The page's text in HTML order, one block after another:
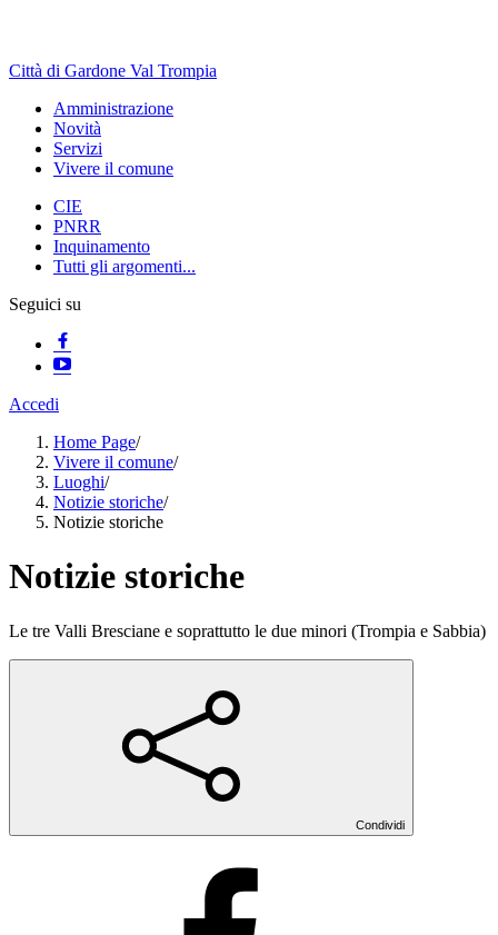
Città di Gardone Val Trompia
Amministrazione
Novità
Servizi
Vivere il comune
CIE
PNRR
Inquinamento
Tutti gli argomenti...
Seguici su
Accedi
Home Page/
Vivere il comune/
Luoghi/
Notizie storiche/
Notizie storiche
Notizie storiche
Le tre Valli Bresciane e soprattutto le due minori (Trompia e Sabbia)
Condividi